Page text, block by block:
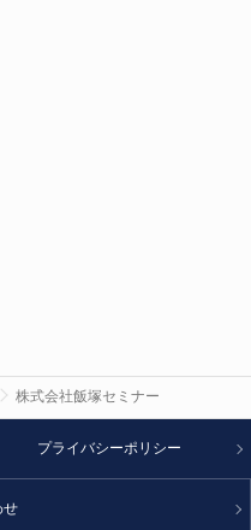
株式会社飯塚セミナー
プライバシーポリシー
せ